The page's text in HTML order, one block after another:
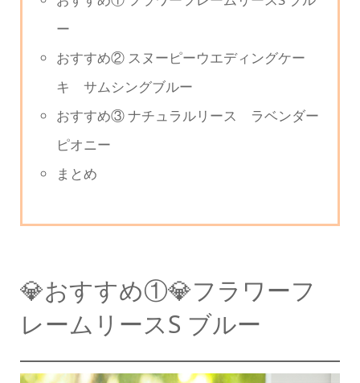
ー
おすすめ② スヌーピーウエディングケー
キ サムシングブルー
おすすめ③ ナチュラルリース ラベンダー
ピオニー
まとめ
💎おすすめ①💎フラワーフ
レームリースS ブルー